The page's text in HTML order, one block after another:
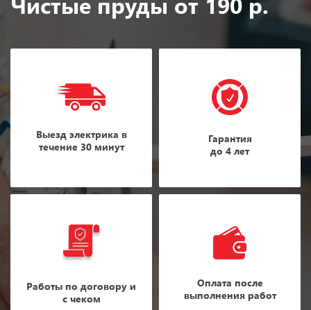
Выезд электрика в
течение 30 минут
Гарантия
до 4 лет
Работы по договору и
с чеком
Оплата после
выполнения работ